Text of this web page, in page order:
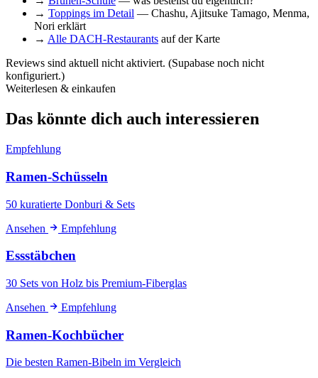
→ Toppings im Detail — Chashu, Ajitsuke Tamago, Menma,
Nori erklärt
→ Alle DACH-Restaurants auf der Karte
Reviews sind aktuell nicht aktiviert. (Supabase noch nicht
konfiguriert.)
Weiterlesen & einkaufen
Das könnte dich auch interessieren
Empfehlung
Ramen-Schüsseln
50 kuratierte Donburi & Sets
Ansehen
Empfehlung
Essstäbchen
30 Sets von Holz bis Premium-Fiberglas
Ansehen
Empfehlung
Ramen-Kochbücher
Die besten Ramen-Bibeln im Vergleich